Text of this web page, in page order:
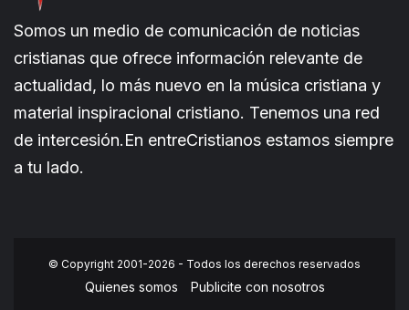
Somos un medio de comunicación de noticias
cristianas que ofrece información relevante de
actualidad, lo más nuevo en la música cristiana y
material inspiracional cristiano. Tenemos una red
de intercesión.En entreCristianos estamos siempre
a tu lado.
© Copyright 2001-2026 - Todos los derechos reservados
Quienes somos
Publicite con nosotros